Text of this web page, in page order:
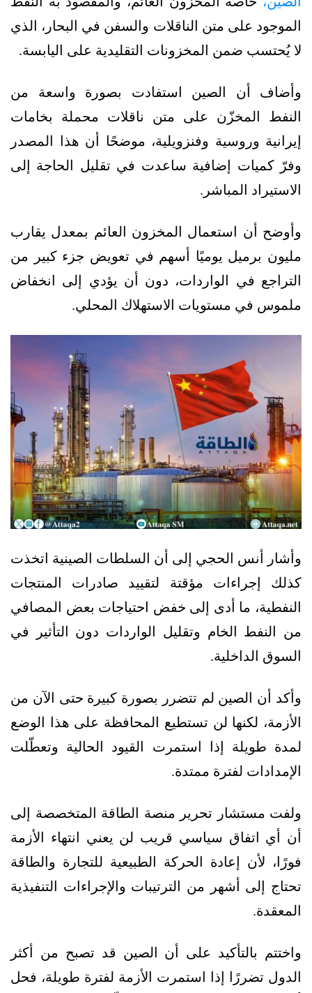
الموجود على متن الناقلات والسفن في البحار، الذي
لا يُحتسب ضمن المخزونات التقليدية على اليابسة.
وأضاف أن الصين استفادت بصورة واسعة من
النفط المخزّن على متن ناقلات محملة بخامات
إيرانية وروسية وفنزويلية، موضحًا أن هذا المصدر
وفرّ كميات إضافية ساعدت في تقليل الحاجة إلى
الاستيراد المباشر.
وأوضح أن استعمال المخزون العائم بمعدل يقارب
مليون برميل يوميًا أسهم في تعويض جزء كبير من
التراجع في الواردات، دون أن يؤدي إلى انخفاض
ملموس في مستويات الاستهلاك المحلي.
وأشار أنس الحجي إلى أن السلطات الصينية اتخذت
كذلك إجراءات مؤقتة لتقييد صادرات المنتجات
النفطية، ما أدى إلى خفض احتياجات بعض المصافي
من النفط الخام وتقليل الواردات دون التأثير في
السوق الداخلية.
وأكد أن الصين لم تتضرر بصورة كبيرة حتى الآن من
الأزمة، لكنها لن تستطيع المحافظة على هذا الوضع
لمدة طويلة إذا استمرت القيود الحالية وتعطّلت
الإمدادات لفترة ممتدة.
ولفت مستشار تحرير منصة الطاقة المتخصصة إلى
أن أي اتفاق سياسي قريب لن يعني انتهاء الأزمة
فورًا، لأن إعادة الحركة الطبيعية للتجارة والطاقة
تحتاج إلى أشهر من الترتيبات والإجراءات التنفيذية
المعقدة.
واختتم بالتأكيد على أن الصين قد تصبح من أكثر
الدول تضررًا إذا استمرت الأزمة لفترة طويلة، فحل